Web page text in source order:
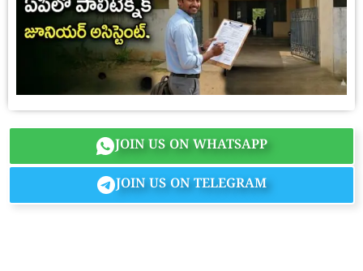
JOIN US ON WHATSAPP
JOIN US ON TELEGRAM